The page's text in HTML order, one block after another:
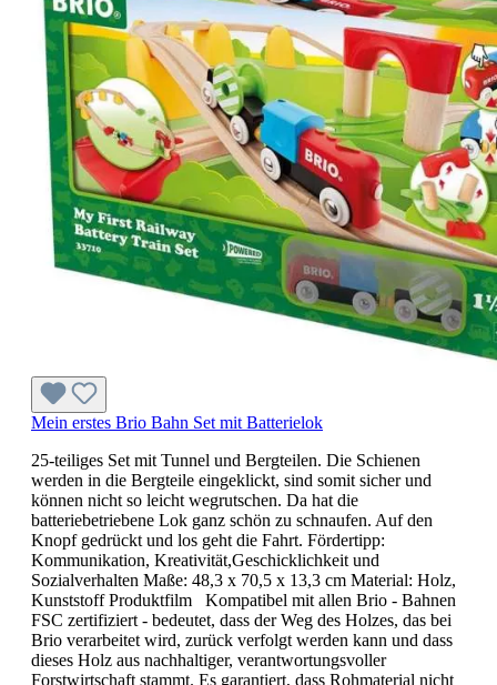
Mein erstes Brio Bahn Set mit Batterielok
25-teiliges Set mit Tunnel und Bergteilen. Die Schienen
werden in die Bergteile eingeklickt, sind somit sicher und
können nicht so leicht wegrutschen. Da hat die
batteriebetriebene Lok ganz schön zu schnaufen. Auf den
Knopf gedrückt und los geht die Fahrt. Fördertipp:
Kommunikation, Kreativität,Geschicklichkeit und
Sozialverhalten Maße: 48,3 x 70,5 x 13,3 cm Material: Holz,
Kunststoff Produktfilm Kompatibel mit allen Brio - Bahnen
FSC zertifiziert - bedeutet, dass der Weg des Holzes, das bei
Brio verarbeitet wird, zurück verfolgt werden kann und dass
dieses Holz aus nachhaltiger, verantwortungsvoller
Forstwirtschaft stammt. Es garantiert, dass Rohmaterial nicht